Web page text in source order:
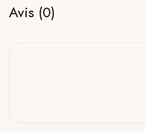
Avis (0)